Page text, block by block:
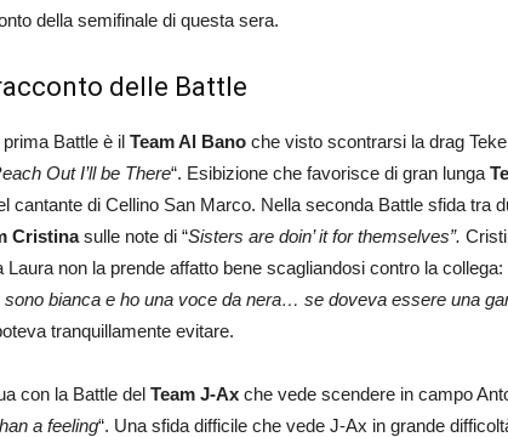
della semifinale di questa sera.
delle Battle
Battle è il Team Al Bano che visto scontrarsi la drag
Out I’ll be There“. Esibizione che favorisce di gran lunga
cantante di Cellino San Marco. Nella seconda Battle sfida tra
Cristinasulle note di “Sisters are doin’ it for themselves”.
Laura non la prende affatto bene scagliandosi contro la collega:
sono bianca e ho una voce da nera… se doveva essere una
tranquillamente evitare.
con la Battle del Team J-Ax che vede scendere in campo
a feeling“. Una sfida difficile che vede J-Ax in grande